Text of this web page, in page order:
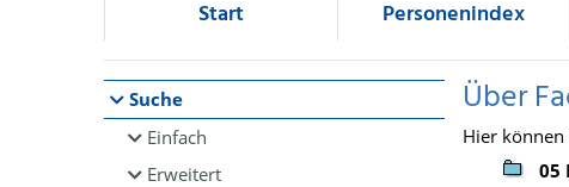
Start Personenindex
Suche
Einfach
Erweitert
Über
Hier können
05